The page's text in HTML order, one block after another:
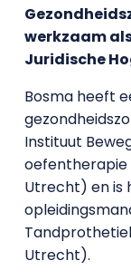
werkzaam
Juridische
Bosma heeft
Instituut
oefentherapie
Utrecht) en is
Utrecht).